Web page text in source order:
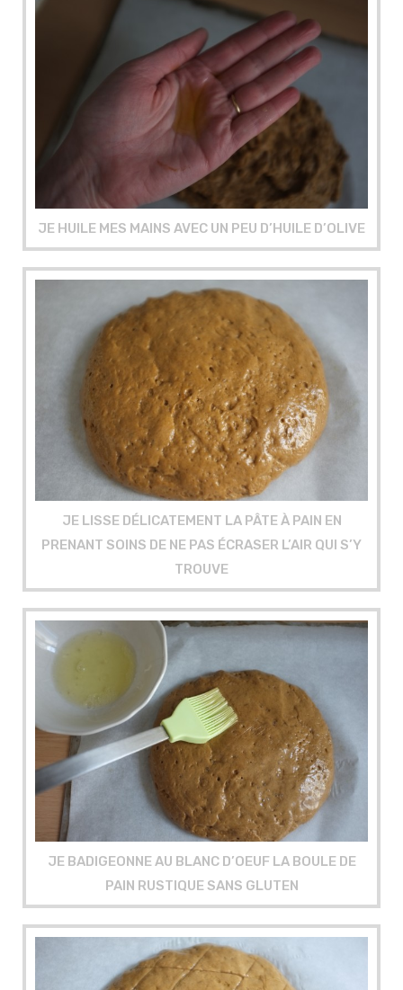
JE HUILE MES MAINS AVEC UN PEU D’HUILE D’OLIVE
JE LISSE DÉLICATEMENT LA PÂTE À PAIN EN
PRENANT SOINS DE NE PAS ÉCRASER L’AIR QUI S’Y
TROUVE
JE BADIGEONNE AU BLANC D’OEUF LA BOULE DE
PAIN RUSTIQUE SANS GLUTEN